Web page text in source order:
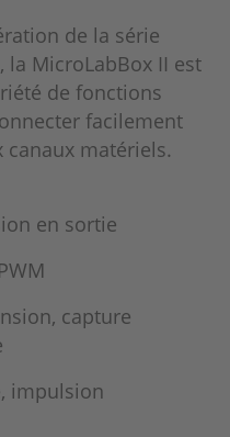
de la série
la MicroLabBox II est
de fonctions
facilement
canaux matériels.
en sortie
capture
impulsion